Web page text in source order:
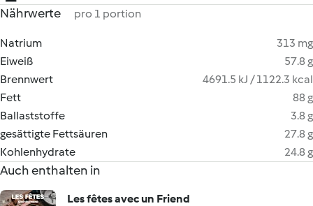
Nährwerte pro 1 portion
Natrium
313 mg
Eiweiß
57.8 g
Brennwert
4691.5 kJ / 1122.3 kcal
Fett
88 g
Ballaststoffe
3.8 g
gesättigte Fettsäuren
27.8 g
Kohlenhydrate
24.8 g
Auch enthalten in
Les fêtes avec un Friend